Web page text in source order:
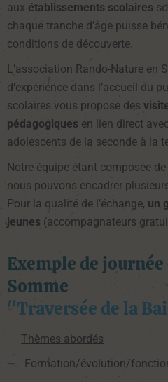
aux établissements scolaires
chaque tranche d’âge puisse
conditions de découverte.
L’association Rando-Nature en
d’expérience dans l’accueil du
scolaires vous propose des
pédagogiques en lien direct
adolescents de la seconde à la
Notre équipe étant composée
nous pouvons encadrer
Pour la qualité de l’échange, un
jeunes (accompagnateurs
Exemple de journée
Somme
"Traversée de la
Formation/évolution/
Thèmes abordés